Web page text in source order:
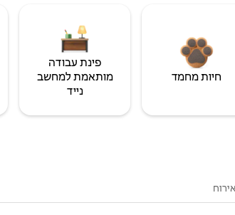
חיות מחמד
פינת עבודה
מותאמת למחשב
נייד